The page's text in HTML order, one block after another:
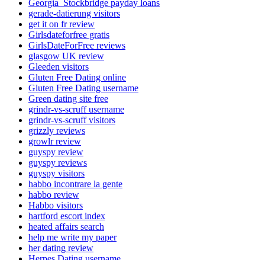
Georgia_Stockbridge payday loans
gerade-datierung visitors
get it on fr review
Girlsdateforfree gratis
GirlsDateForFree reviews
glasgow UK review
Gleeden visitors
Gluten Free Dating online
Gluten Free Dating username
Green dating site free
grindr-vs-scruff username
grindr-vs-scruff visitors
grizzly reviews
growlr review
guyspy review
guyspy reviews
guyspy visitors
habbo incontrare la gente
habbo review
Habbo visitors
hartford escort index
heated affairs search
help me write my paper
her dating review